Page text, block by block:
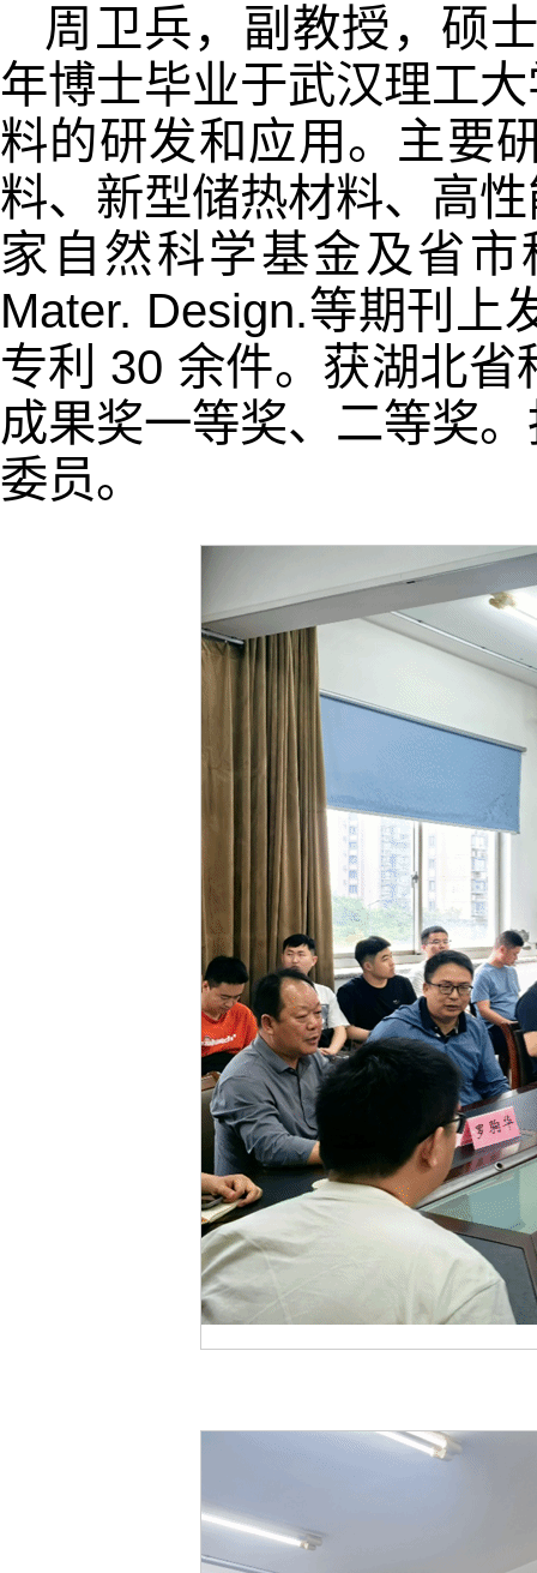
周卫兵，副教授，硕
年博士毕业于武汉理工
料的研发和应用。主要
料、新型储热材料、高
家自然科学基金及省
Mater. Design.等期刊上
专利 30 余件。获湖北
成果奖一等奖、二等奖
委员。